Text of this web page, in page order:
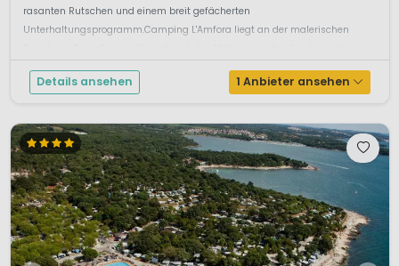
rasanten Rutschen und einem breit gefächerten
Unterhaltungsprogramm.Camping L'Amfora liegt an der malerischen
sauberen Wassers in...
Details ansehen 1 Anbieter ansehen